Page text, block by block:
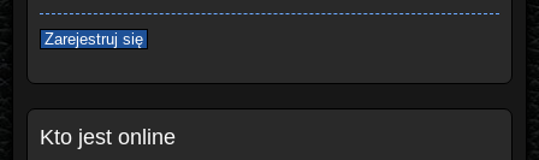
Zarejestruj się
Kto jest online